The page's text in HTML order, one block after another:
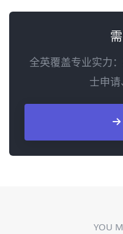
全英覆盖专业实力
士申
YOU